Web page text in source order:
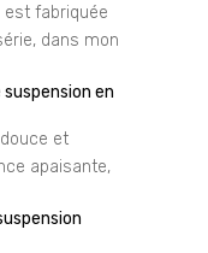
est fabriquée
dans mon
en
et
apaisante,